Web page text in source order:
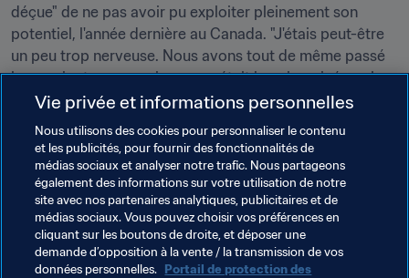
déçue" de ne pas avoir pu exploiter pleinement son
potentiel, l'année dernière au Canada. "J'étais peut-être
un peu trop nerveuse. Nous avons tout de même passé
le premier tour, ce qui ne nous était jamais arrivé par le
passé. C'est un cap important. Je crois sincèrement que
nous pouvons faire encore mieux la prochaine fois."
Si Ji et Hayes sont dans le vrai, les supporters de
Chelsea et de la République de Corée sont encore loin
d'avoir tout vu.
Thèmes en lien
Vie privée et informations personnelles
Nous utilisons des cookies pour personnaliser le contenu
et les publicités, pour fournir des fonctionnalités de
médias sociaux et analyser notre trafic. Nous partageons
également des informations sur votre utilisation de notre
site avec nos partenaires analytiques, publicitaires et de
médias sociaux. Vous pouvez choisir vos préférences en
cliquant sur les boutons de droite, et déposer une
demande d’opposition à la vente / la transmission de vos
données personnelles. Portail de protection des